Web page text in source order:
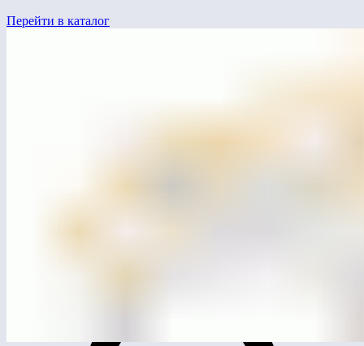
Перейти в каталог